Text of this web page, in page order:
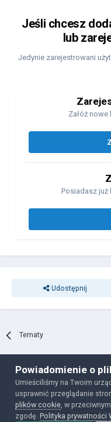
Jeśli chcesz
lub
Jedynie zarejestrowani
Załóż
Posiadasz już
Udostępnij
Tematy
Polityka
Powered
Powiadomienie o
Umieściliśmy na Twoim
usprawnić przeglądanie
plików cookie , w
zgodę.Polityka prywatności